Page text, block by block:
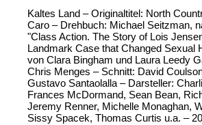
Kaltes Land – Originaltitel: North
Caro – Drehbuch: Michael Seitzman,
"Class Action. The Story of Lois
Landmark Case that Changed Sexual
von Clara Bingham und Laura Leedy
Chris Menges – Schnitt: David
Gustavo Santaolalla – Darsteller:
Frances McDormand, Sean Bean,
Jeremy Renner, Michelle Monaghan,
Sissy Spacek, Thomas Curtis u.a. –